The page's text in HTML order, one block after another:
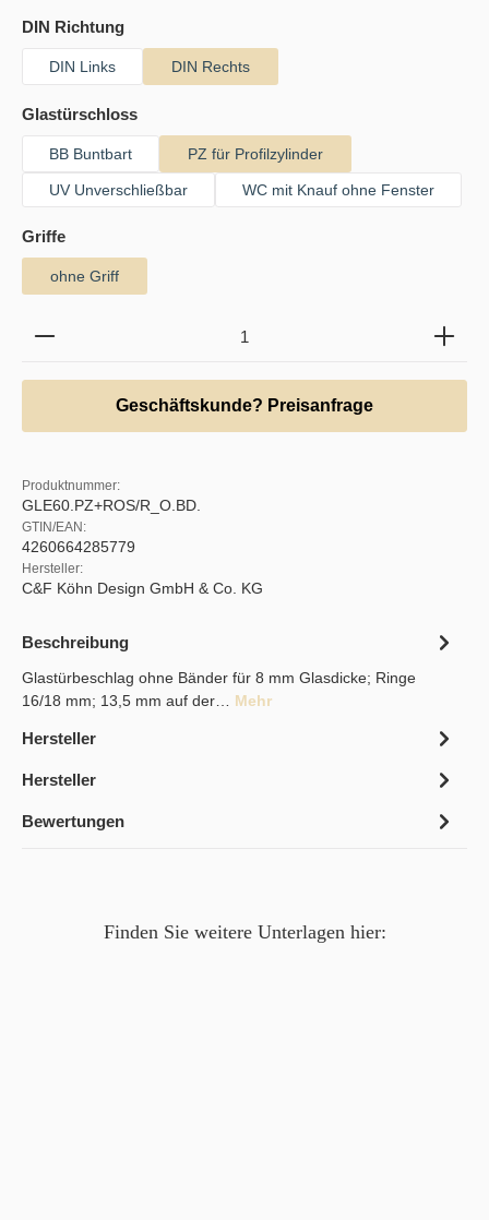
DIN Richtungauswählen
DIN Links DIN Rechts
Glastürschlossauswählen
BB Buntbart PZ für Profilzylinder
UV Unverschließbar WC mit Knauf ohne Fenster
Griffeauswählen
ohne Griff
Produkt Anzahl: Gib den gewünschten Wert ein
Geschäftskunde? Preisanfrage
Produktnummer:
GLE60.PZ+ROS/R_O.BD.
GTIN/EAN:
4260664285779
Hersteller:
C&F Köhn Design GmbH & Co. KG
Beschreibung
Glastürbeschlag ohne Bänder für 8 mm Glasdicke; Ringe
16/18 mm; 13,5 mm auf der… Mehr
Hersteller
Hersteller
Bewertungen
Finden Sie weitere Unterlagen hier: